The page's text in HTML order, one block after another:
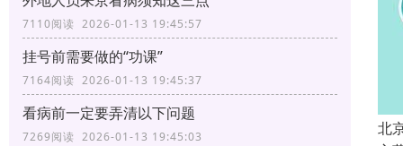
7110阅读 2026-01-13 19:45:57
挂号前需要做的“功课”
7164阅读 2026-01-13 19:45:37
看病前一定要弄清以下问题
7269阅读 2026-01-13 19:45:03
北